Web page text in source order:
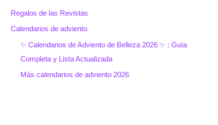
Regalos de las Revistas
Calendarios de adviento
✨ Calendarios de Adviento de Belleza 2026 ✨ : Guía
Completa y Lista Actualizada
Más calendarios de adviento 2026